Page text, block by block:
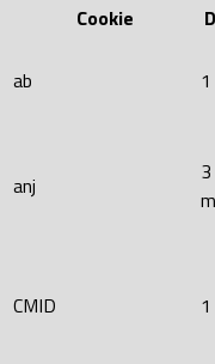
Cookie
ab
anj
3
CMID